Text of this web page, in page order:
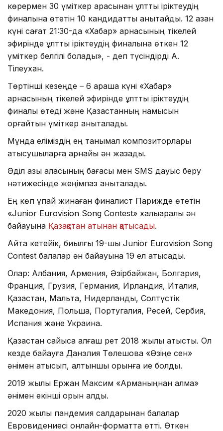
көрермен 30 үміткер арасынан ұлттық іріктеудің
финалына өтетін 10 кандидатты анықтайды. 12 қазан
күні сағат 21:30-да «Хабар» арнасының тікелей
эфирінде ұлттық іріктеудің финалына өткен 12
үміткер белгілі болады», - деп түсіндірді А.
Тілеухан.
Төртінші кезеңде – 6 қараша күні «Хабар»
арнасының тікелей эфирінде ұлттық іріктеудің
финалы өтеді және Қазақстанның намысын
қорғайтын үміткер анықталады.
Мұнда еліміздің ең танымал композиторлары
қатысушыларға арнайы ән жазады.
Әділ қазы алқасының бағасы мен SMS дауыс беру
нәтижесінде жеңімпаз анықталады.
Ең көп ұпай жинаған финалист Парижде өтетін
«Junior Eurovision Song Contest» халықаралық ән
байқауына Қазақстан атынан қатысады.
Айта кетейік, биылғы 19-шы Junior Eurovision Song
Contest балалар ән байқауына 19 ел қатысады.
Олар: Албания, Армения, Әзірбайжан, Болгария,
Франция, Грузия, Германия, Ирландия, Италия,
Қазақстан, Мальта, Нидерланды, Солтүстік
Македония, Польша, Португалия, Ресей, Сербия,
Испания және Украина.
Қазақстан сайысқа алғаш рет 2018 жылы қатысты. Ол
кезде байқауға Данэлия Төлешова «Өзіңе сен»
әнімен қатысып, алтыншы орынға ие болды.
2019 жылы Ержан Максим «Арманыңнан қалма»
әнімен екінші орын алды.
2020 жылы пандемия салдарынан балалар
Евровидениесі онлайн-форматта өтті. Өткен